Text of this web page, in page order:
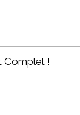
Complet !